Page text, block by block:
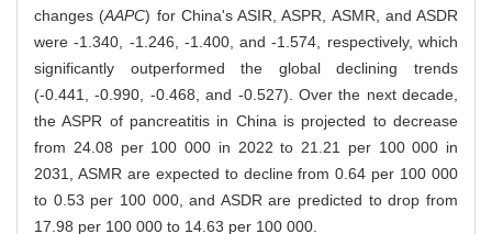
changes (AAPC) for China's ASIR, ASPR, ASMR, and ASDR
were -1.340, -1.246, -1.400, and -1.574, respectively, which
significantly outperformed the global declining trends
(-0.441, -0.990, -0.468, and -0.527). Over the next decade,
the ASPR of pancreatitis in China is projected to decrease
from 24.08 per 100 000 in 2022 to 21.21 per 100 000 in
2031, ASMR are expected to decline from 0.64 per 100 000
to 0.53 per 100 000, and ASDR are predicted to drop from
17.98 per 100 000 to 14.63 per 100 000.